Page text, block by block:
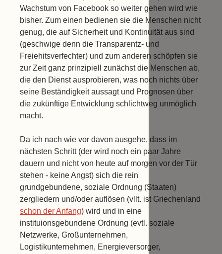
Wachstum von Facebook so weiter gehen wird wie
bisher. Zum einen bedienen sie die Menschen nicht
genug, die auf Sicherheit und Kontinuität aus sind
(geschwige denn die Transparentz- und
Freiehitsverfechter) und zum anderen schöpfen sie
zur Zeit ganz prinzipiell zunächst die Menschen ab,
die den Dienst ausprobieren, was noch nichts über
seine Beständigkeit aussagt und Prognosen über
die zukünftige Entwicklung schlichtweg unmöglich
macht.
Da ich nach wie vor davon ausgehe, dass im
nächsten Schritt (der wird noch ein paar Jahre
dauern und nicht von heute auf morgen vor der Tür
stehen - keine Angst) sich die rein
grundgebundene, soziale Ordnung (Staaten)
zergliedern und/oder auflösen (vllt. ist Griechenland
schon der Anfang) wird und in eine
instituionsgebundene Ordnung (evtl. soziale
Netzwerke, Großunternehmen,
Logistikunternehmen, Energieversorger,